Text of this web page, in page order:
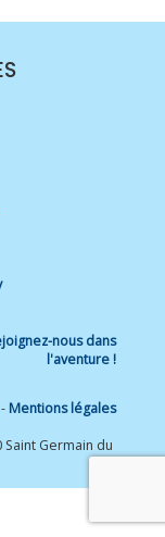
nous dans
l'aventure !
Mentions légales
Germain du